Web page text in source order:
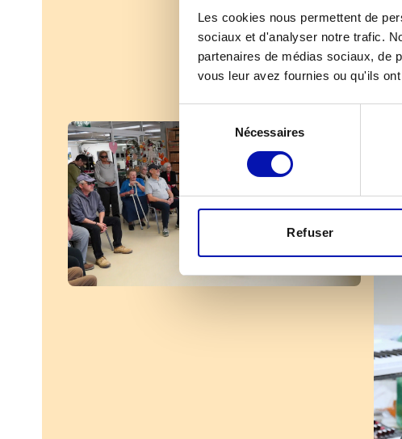
Les cookies nous permettent de
sociaux et d'analyser notre trafic.
partenaires de médias sociaux, de
vous leur avez fournies ou qu'ils
du
consentement
Nécessaires
Refuser